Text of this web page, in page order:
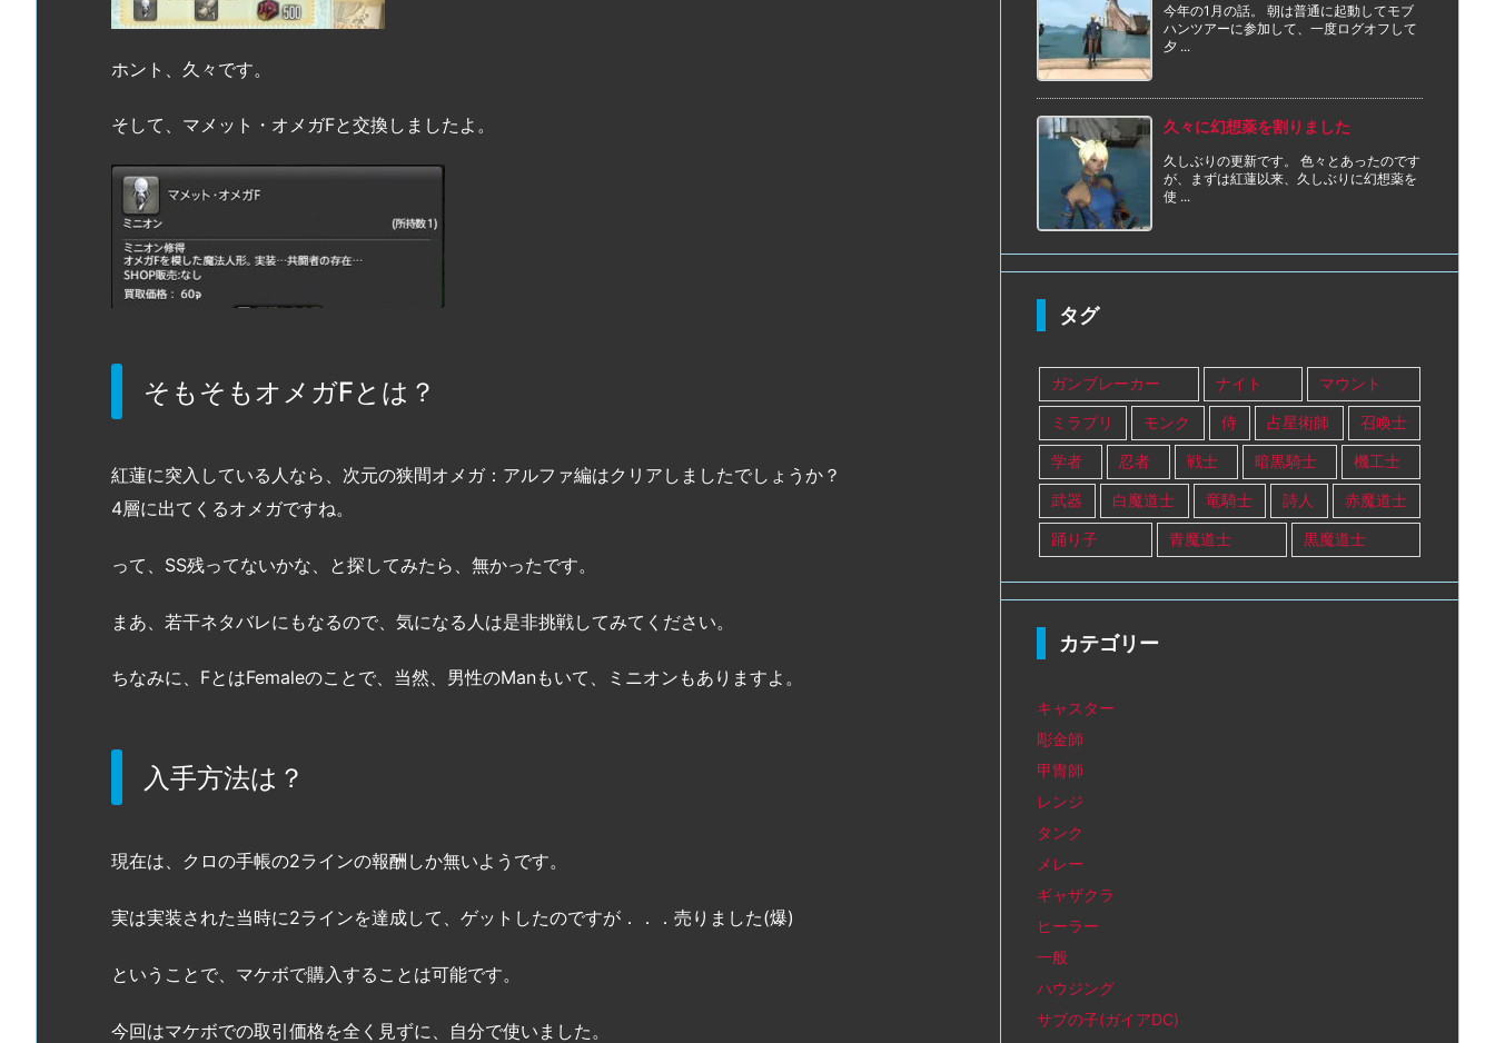
ホント、久々です。
そして、マメット・オメガFと交換しましたよ。
そもそもオメガFとは？
紅蓮に突入している人なら、次元の狭間オメガ：アルファ編はクリアしましたでしょうか？
4層に出てくるオメガですね。
って、SS残ってないかな、と探してみたら、無かったです。
まあ、若干ネタバレにもなるので、気になる人は是非挑戦してみてください。
ちなみに、FとはFemaleのことで、当然、男性のManもいて、ミニオンもありますよ。
入手方法は？
現在は、クロの手帳の2ラインの報酬しか無いようです。
実は実装された当時に2ラインを達成して、ゲットしたのですが．．．売りました(爆)
ということで、マケボで購入することは可能です。
今回はマケボでの取引価格を全く見ずに、自分で使いました。
今年の1月の話。 朝は普通に起動してモブ
ハンツアーに参加して、一度ログオフして
夕 ...
久々に幻想薬を割りました
久しぶりの更新です。 色々とあったのです
が、まずは紅蓮以来、久しぶりに幻想薬を
使 ...
タグ
ガンブレーカー ナイト マウント
ミラプリ モンク 侍 占星術師 召喚士
学者 忍者 戦士 暗黒騎士 機工士
武器 白魔道士 竜騎士 詩人 赤魔道士
踊り子 青魔道士 黒魔道士
カテゴリー
キャスター
彫金師
甲冑師
レンジ
タンク
メレー
ギャザクラ
ヒーラー
一般
ハウジング
サブの子(ガイアDC)